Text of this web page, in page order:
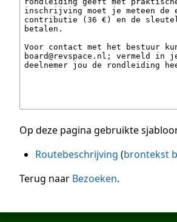
Op deze pagina gebruikte
Routebeschrijving (brontekst
Terug naar Bezoeken.